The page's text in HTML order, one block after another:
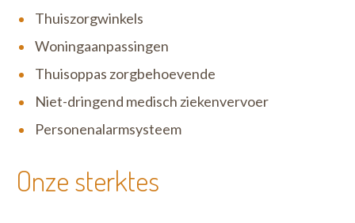
Thuiszorgwinkels
Woningaanpassingen
Thuisoppas zorgbehoevende
Niet-dringend medisch ziekenvervoer
Personenalarmsysteem
Onze sterktes